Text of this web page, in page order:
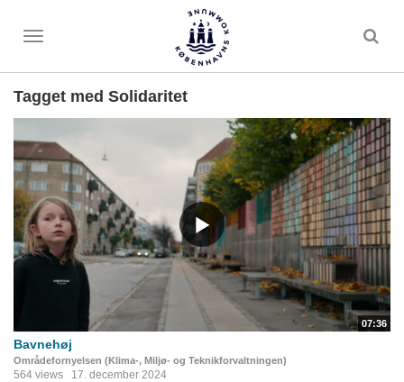
Toggle
Tagget med Solidaritet
07:36
Bavnehøj
Områdefornyelsen (Klima-, Miljø- og Teknikforvaltningen)
564 views 17. december 2024